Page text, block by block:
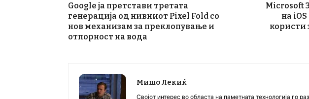
Google ја претстави третата
генерација од нивниот Pixel Fold со
нов механизам за преклопување и
отпорност на вода
Microsoft
на
користи
Мишо Лекиќ
Својот интерес во областа на паметната технологија го